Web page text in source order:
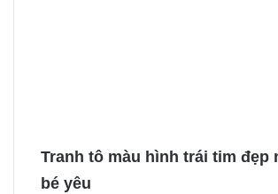
Tranh tô màu hình trái tim đẹp
bé yêu